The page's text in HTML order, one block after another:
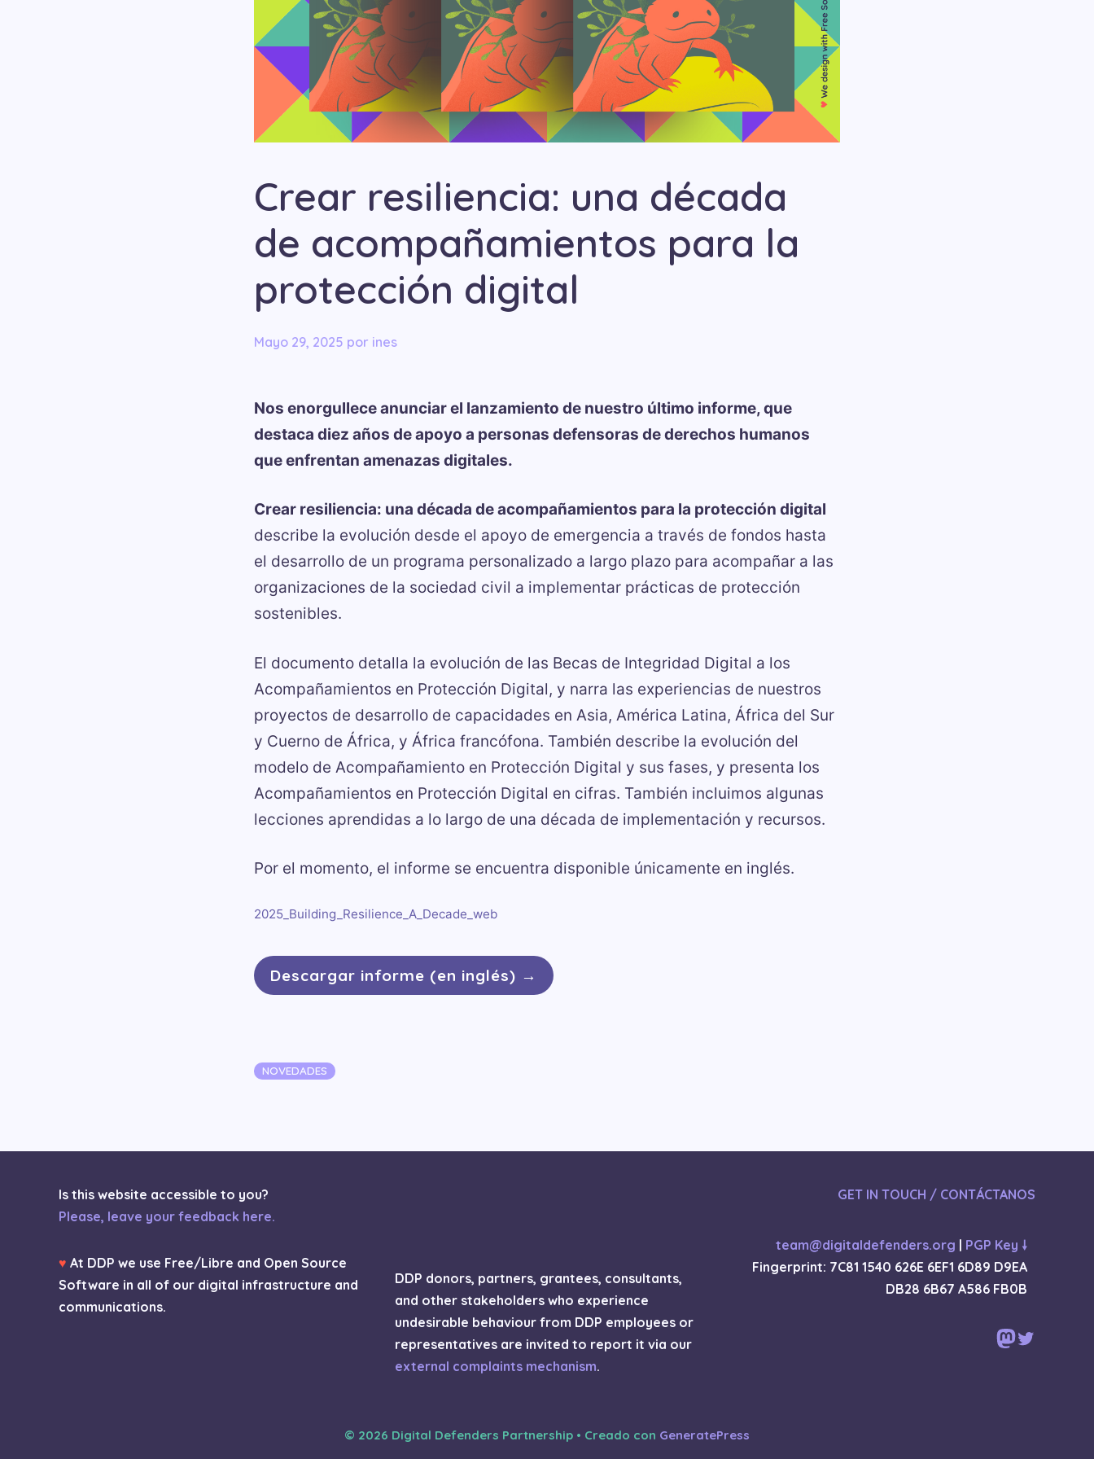
Crear resiliencia: una década
de acompañamientos para la
protección digital
mayo 29, 2025 por ines
Nos enorgullece anunciar el lanzamiento de nuestro último informe, que
destaca diez años de apoyo a personas defensoras de derechos humanos
que enfrentan amenazas digitales.
Crear resiliencia: una década de acompañamientos para la protección digital
describe la evolución desde el apoyo de emergencia a través de fondos hasta
el desarrollo de un programa personalizado a largo plazo para acompañar a las
organizaciones de la sociedad civil a implementar prácticas de protección
sostenibles.
El documento detalla la evolución de las Becas de Integridad Digital a los
Acompañamientos en Protección Digital, y narra las experiencias de nuestros
proyectos de desarrollo de capacidades en Asia, América Latina, África del Sur
y Cuerno de África, y África francófona. También describe la evolución del
modelo de Acompañamiento en Protección Digital y sus fases, y presenta los
Acompañamientos en Protección Digital en cifras. También incluimos algunas
lecciones aprendidas a lo largo de una década de implementación y recursos.
Por el momento, el informe se encuentra disponible únicamente en inglés.
2025_Building_Resilience_A_Decade_web
Descargar informe (en inglés) →
Categorías
NOVEDADES
Is this website accessible to you?
Please, leave your feedback here.
♥ At DDP we use Free/Libre and Open Source
Software in all of our digital infrastructure and
communications.
DDP donors, partners, grantees, consultants,
and other stakeholders who experience
undesirable behaviour from DDP employees or
representatives are invited to report it via our
external complaints mechanism.
GET IN TOUCH / CONTÁCTANOS
team@digitaldefenders.org | PGP Key 🠗
Fingerprint: 7C81 1540 626E 6EF1 6D89 D9EA
DB28 6B67 A586 FB0B
Mastodon
Twitter
© 2026 Digital Defenders Partnership • Creado con GeneratePress